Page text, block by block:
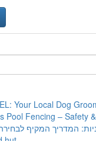
Your Local Dog
Pool Fencing – Safety
המדריך המקיף